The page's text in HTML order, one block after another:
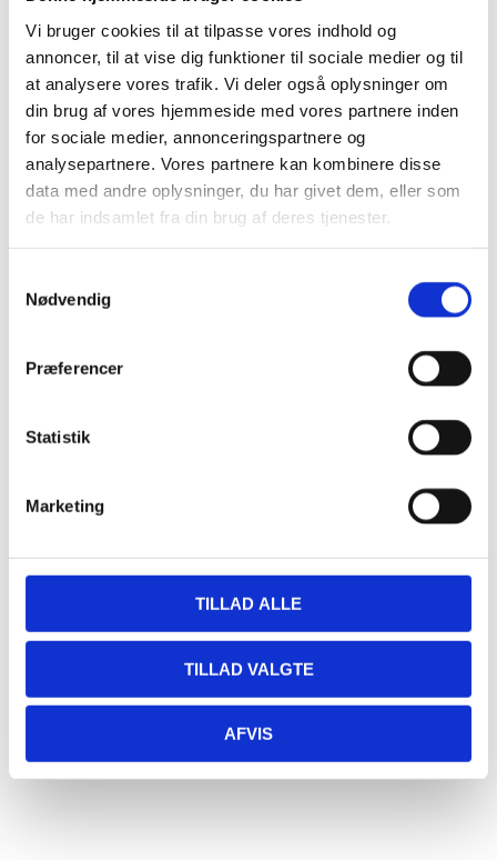
Vi bruger cookies til at tilpasse vores indhold og
annoncer, til at vise dig funktioner til sociale medier og til
at analysere vores trafik. Vi deler også oplysninger om
din brug af vores hjemmeside med vores partnere inden
for sociale medier, annonceringspartnere og
analysepartnere. Vores partnere kan kombinere disse
data med andre oplysninger, du har givet dem, eller som
de har indsamlet fra din brug af deres tjenester.
Nødvendig
Præferencer
Statistik
Marketing
TILLAD ALLE
TILLAD VALGTE
AFVIS
Google kalender
Outlook Live
Detaljer
Tidspunkt:
Sted
Restaurant Fjorden